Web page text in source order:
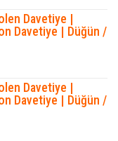
Davetiye |
Davetiye | Düğün /
Davetiye |
Davetiye | Düğün /